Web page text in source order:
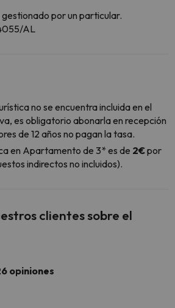
por un particular.
AL
no se encuentra incluida en el
es obligatorio abonarla en recepción
de 12 años no pagan la tasa.
en Apartamento de 3* es de 2€por
indirectos no incluidos).
clientes sobre el
opiniones